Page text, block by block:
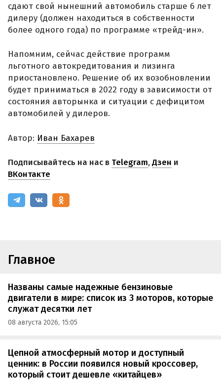
сдают свой нынешний автомобиль старше 6 лет
дилеру (должен находиться в собственности
более одного года) по программе «трейд-ин».
Напомним, сейчас действие программ
льготного автокредитования и лизинга
приостановлено. Решение об их возобновлении
будет приниматься в 2022 году в зависимости от
состояния авторынка и ситуации с дефицитом
автомобилей у дилеров.
Автор: Иван Бахарев
Подписывайтесь на нас в Telegram,Дзен и
ВКонтакте
Главное
Названы самые надежные бензиновые
двигатели в мире: список из 3 моторов, которые
служат десятки лет
08 августа 2026, 15:05
Цепной атмосферный мотор и доступный
ценник: в России появился новый кроссовер,
который стоит дешевле «китайцев»